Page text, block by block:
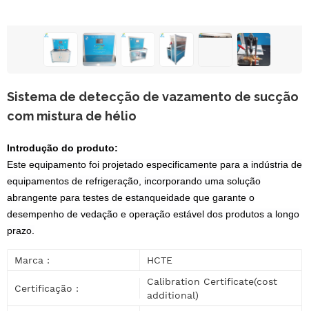
Sistema de detecção de vazamento de sucção
com mistura de hélio
Introdução do produto:
Este equipamento foi projetado especificamente para a indústria de
equipamentos de refrigeração, incorporando uma solução
abrangente para testes de estanqueidade que garante o
desempenho de vedação e operação estável dos produtos a longo
prazo.
Marca : HCTE
Certificação :
Calibration Certificate(cost
additional)